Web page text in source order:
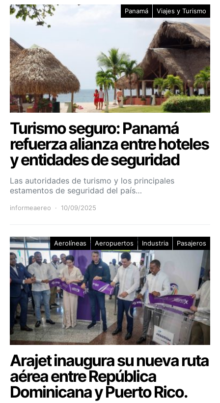
Panamá Viajes y Turismo
Turismo seguro: Panamá
refuerza alianza entre hoteles
y entidades de seguridad
Las autoridades de turismo y los principales
estamentos de seguridad del país…
informeaereo 10/09/2025
Aerolíneas Aeropuertos Industria Pasajeros
Arajet inaugura su nueva ruta
aérea entre República
Dominicana y Puerto Rico.